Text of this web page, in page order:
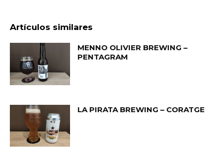
Artículos similares
MENNO OLIVIER BREWING –
PENTAGRAM
LA PIRATA BREWING – CORATGE